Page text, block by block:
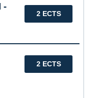
2 ECTS
-
2 ECTS